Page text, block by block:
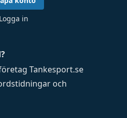
Tankesport.se
och
Logga in